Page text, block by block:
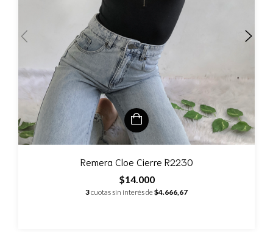
Remera Cloe Cierre R2230
$14.000
3cuotas sin interés de$4.666,67